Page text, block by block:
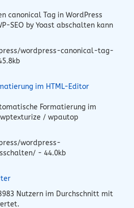
canonical Tag in WordPress
SEO by Yoast abschalten kann
wordpress-canonical-tag-
im HTML-Editor
Formatierung im
/ wpautop
wordpress-
- 44.0kb
Nutzern im Durchschnitt mit